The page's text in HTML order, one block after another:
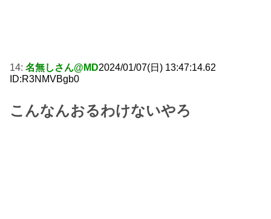
14: 名無しさん@MD2024/01/07(日) 13:47:14.62
ID:R3NMVBgb0
こんなんおるわけないやろ